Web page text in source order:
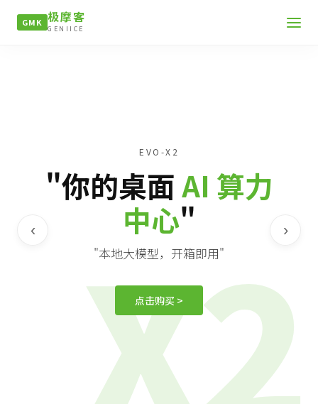
GMK 极摩客
GENIICE
X2
EVO-X2
"你的桌面AI 算力
中心"
"本地大模型，开箱即用"
点击购买 >
‹ ›